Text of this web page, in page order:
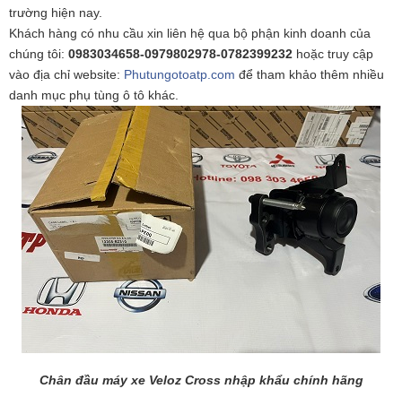
trường hiện nay.
Khách hàng có nhu cầu xin liên hệ qua bộ phận kinh doanh của
chúng tôi: 0983034658-0979802978-0782399232 hoặc truy cập
vào địa chỉ website: Phutungotoatp.com để tham khảo thêm nhiều
danh mục phụ tùng ô tô khác.
Chân đầu máy xe Veloz Cross nhập khẩu chính hãng